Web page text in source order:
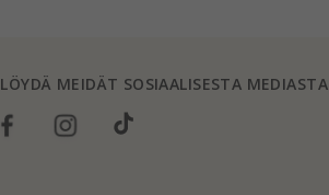
LÖYDÄ MEIDÄT SOSIAALISESTA MEDIASTA